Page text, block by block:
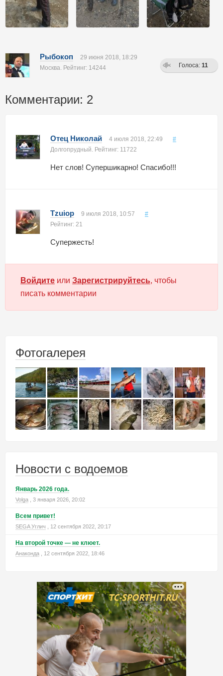
Голоса: 11
Рыбокоп
29 июня 2018, 18:29
Москва. Рейтинг: 14244
Комментарии: 2
Отец Николай 4 июля 2018, 22:49
#
Долгопрудный. Рейтинг: 11722
Нет слов! Супершикарно! Спасибо!!!
Tzuiop 9 июля 2018, 10:57
#
Рейтинг: 21
Супержесть!
Войдите или Зарегистрируйтесь, чтобы
писать комментарии
Фотогалерея
Новости с водоемов
Январь 2026 года.
Volga , 3 января 2026, 20:02
Всем привет!
SEGA Углич , 12 сентября 2022, 20:17
На второй точке — не клюет.
Анаконда , 12 сентября 2022, 18:46